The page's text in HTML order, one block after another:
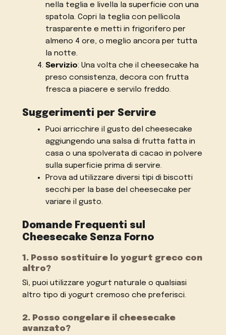
nella teglia e livella la superficie con una
spatola. Copri la teglia con pellicola
trasparente e metti in frigorifero per
almeno 4 ore, o meglio ancora per tutta
la notte.
Servizio: Una volta che il cheesecake ha
preso consistenza, decora con frutta
fresca a piacere e servilo freddo.
Suggerimenti per Servire
Puoi arricchire il gusto del cheesecake
aggiungendo una salsa di frutta fatta in
casa o una spolverata di cacao in polvere
sulla superficie prima di servire.
Prova ad utilizzare diversi tipi di biscotti
secchi per la base del cheesecake per
variare il gusto.
Domande Frequenti sul
Cheesecake Senza Forno
1. Posso sostituire lo yogurt greco con
altro?
Sì, puoi utilizzare yogurt naturale o qualsiasi
altro tipo di yogurt cremoso che preferisci.
2. Posso congelare il cheesecake
avanzato?